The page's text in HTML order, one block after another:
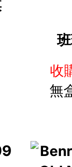
收
無